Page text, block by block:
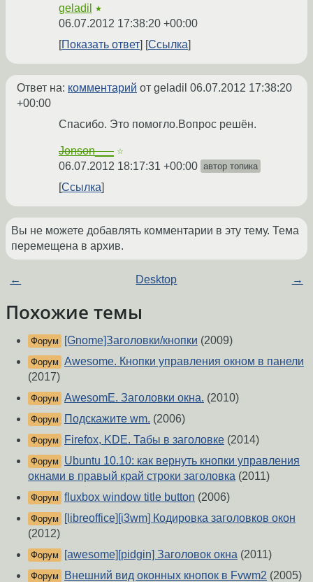
geladil ★
06.07.2012 17:38:20 +00:00
Показать ответ
Ссылка
Ответ на: комментарий от geladil 06.07.2012 17:38:20
+00:00
Спасибо. Это помогло.Вопрос решён.
Jonson___ ☆
06.07.2012 18:17:31 +00:00 автор топика
Ссылка
Вы не можете добавлять комментарии в эту тему. Тема
перемещена в архив.
← Desktop →
Похожие темы
Форум [Gnome]Заголовки/кнопки (2009)
Форум Awesome. Кнопки управления окном в панели
(2017)
Форум AwesomE. Заголовки окна. (2010)
Форум Подскажите wm. (2006)
Форум Firefox, KDE. Табы в заголовке (2014)
Форум
Ubuntu 10.10: как вернуть кнопки управления
окнами в правый край строки заголовка (2011)
Форум fluxbox window title button (2006)
Форум
[libreoffice][i3wm] Кодировка заголовков окон
(2012)
Форум [awesome][pidgin] Заголовок окна (2011)
Форум Внешний вид оконных кнопок в Fvwm2 (2005)